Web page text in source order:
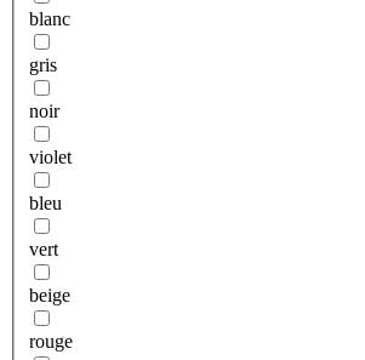
blanc
gris
noir
violet
bleu
vert
beige
rouge